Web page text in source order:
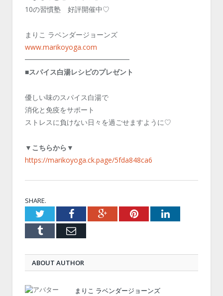
10の習慣塾 好評開催中♡
まりこ ラベンダージョーンズ
www.marikoyoga.com
━━━━━━━━━━━━━━━
■スパイス白湯レシピのプレゼント
優しい味のスパイス白湯で
消化と免疫をサポート
ストレスに負けない日々を過ごせますように♡
▼こちらから▼
https://marikoyoga.ck.page/5fda848ca6
SHARE.
TwitterFacebookGoogle+PinterestLinkedIn
Tumblr Email
ABOUT AUTHOR
まりこ ラベンダージョーンズ